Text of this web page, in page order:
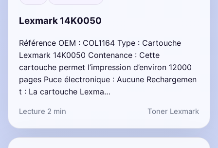
Lexmark 14K0050
Référence OEM : COL1164 Type : Cartouche
Lexmark 14K0050 Contenance : Cette
cartouche permet l’impression d’environ 12000
pages Puce électronique : Aucune Rechargemen
t : La cartouche Lexma…
Lecture 2 min Toner Lexmark